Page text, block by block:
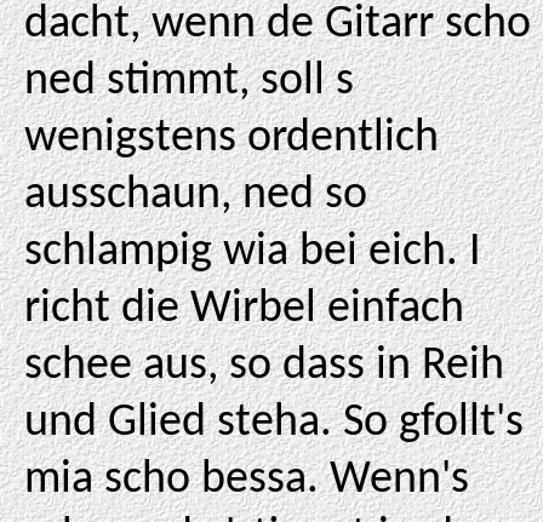
dacht, wenn de Gitarr scho
ned stimmt, soll s
wenigstens ordentlich
ausschaun, ned so
schlampig wia bei eich. I
richt die Wirbel einfach
schee aus, so dass in Reih
und Glied steha. So gfollt's
mia scho bessa. Wenn's